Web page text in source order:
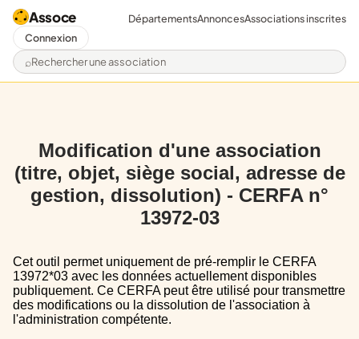
Assoce
Rechercher une association
DépartementsAnnoncesAssociations inscrites
Connexion
Modification d'une association
(titre, objet, siège social, adresse de
gestion, dissolution) - CERFA n°
13972-03
Cet outil permet uniquement de pré-remplir le CERFA
13972*03 avec les données actuellement disponibles
publiquement. Ce CERFA peut être utilisé pour transmettre
des modifications ou la dissolution de l'association à
l'administration compétente.